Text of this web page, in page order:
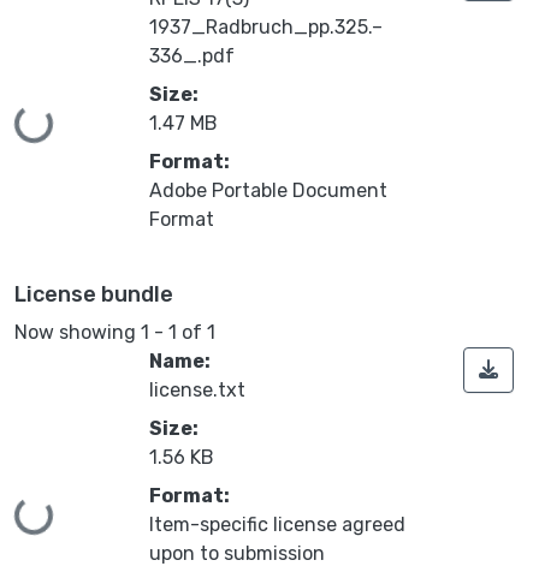
Loading...
1937_Radbruch_pp.325.–
336_.pdf
Size:
1.47 MB
Format:
Adobe Portable Document
Format
License bundle
Now showing 1 - 1 of 1
Loading...
Name:
license.txt
Size:
1.56 KB
Format:
Item-specific license agreed
upon to submission